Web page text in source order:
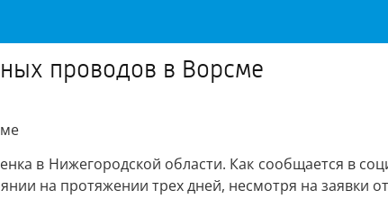
проводов в Ворсме
в Нижегородской области. Как сообщается в
на протяжении трех дней, несмотря на заявки